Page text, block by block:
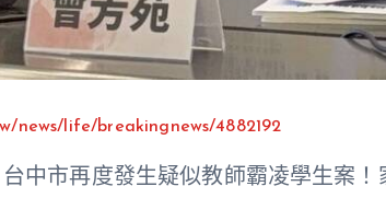
news/life/breakingnews/4882192
台中市再度發生疑似教師霸凌學生案